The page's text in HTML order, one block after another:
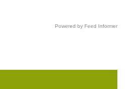
Powered by Feed Informer